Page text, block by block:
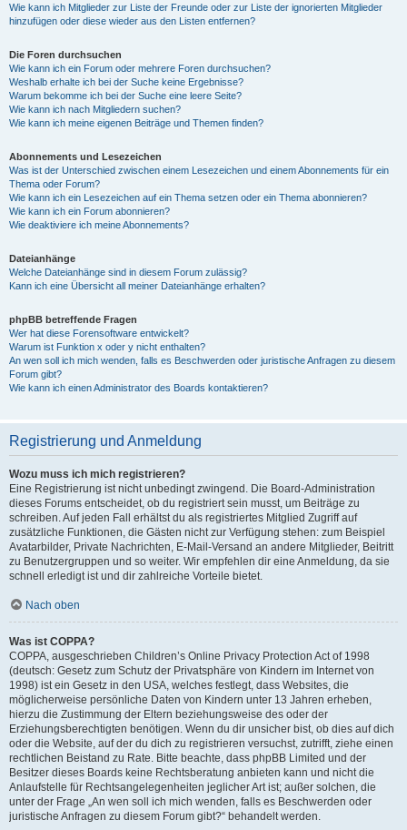
Wie kann ich Mitglieder zur Liste der Freunde oder zur Liste der ignorierten Mitglieder
hinzufügen oder diese wieder aus den Listen entfernen?
Die Foren durchsuchen
Wie kann ich ein Forum oder mehrere Foren durchsuchen?
Weshalb erhalte ich bei der Suche keine Ergebnisse?
Warum bekomme ich bei der Suche eine leere Seite?
Wie kann ich nach Mitgliedern suchen?
Wie kann ich meine eigenen Beiträge und Themen finden?
Abonnements und Lesezeichen
Was ist der Unterschied zwischen einem Lesezeichen und einem Abonnements für ein
Thema oder Forum?
Wie kann ich ein Lesezeichen auf ein Thema setzen oder ein Thema abonnieren?
Wie kann ich ein Forum abonnieren?
Wie deaktiviere ich meine Abonnements?
Dateianhänge
Welche Dateianhänge sind in diesem Forum zulässig?
Kann ich eine Übersicht all meiner Dateianhänge erhalten?
phpBB betreffende Fragen
Wer hat diese Forensoftware entwickelt?
Warum ist Funktion x oder y nicht enthalten?
An wen soll ich mich wenden, falls es Beschwerden oder juristische Anfragen zu diesem
Forum gibt?
Wie kann ich einen Administrator des Boards kontaktieren?
Registrierung und Anmeldung
Wozu muss ich mich registrieren?
Eine Registrierung ist nicht unbedingt zwingend. Die Board-Administration
dieses Forums entscheidet, ob du registriert sein musst, um Beiträge zu
schreiben. Auf jeden Fall erhältst du als registriertes Mitglied Zugriff auf
zusätzliche Funktionen, die Gästen nicht zur Verfügung stehen: zum Beispiel
Avatarbilder, Private Nachrichten, E-Mail-Versand an andere Mitglieder, Beitritt
zu Benutzergruppen und so weiter. Wir empfehlen dir eine Anmeldung, da sie
schnell erledigt ist und dir zahlreiche Vorteile bietet.
Nach oben
Was ist COPPA?
COPPA, ausgeschrieben Children’s Online Privacy Protection Act of 1998
(deutsch: Gesetz zum Schutz der Privatsphäre von Kindern im Internet von
1998) ist ein Gesetz in den USA, welches festlegt, dass Websites, die
möglicherweise persönliche Daten von Kindern unter 13 Jahren erheben,
hierzu die Zustimmung der Eltern beziehungsweise des oder der
Erziehungsberechtigten benötigen. Wenn du dir unsicher bist, ob dies auf dich
oder die Website, auf der du dich zu registrieren versuchst, zutrifft, ziehe einen
rechtlichen Beistand zu Rate. Bitte beachte, dass phpBB Limited und der
Besitzer dieses Boards keine Rechtsberatung anbieten kann und nicht die
Anlaufstelle für Rechtsangelegenheiten jeglicher Art ist; außer solchen, die
unter der Frage „An wen soll ich mich wenden, falls es Beschwerden oder
juristische Anfragen zu diesem Forum gibt?“ behandelt werden.